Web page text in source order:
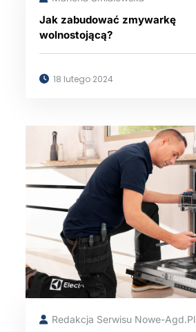
Jak zabudować zmywarkę
wolnostojącą?
18 lutego 2024
Redakcja Serwisu Nowe-Agd.pl